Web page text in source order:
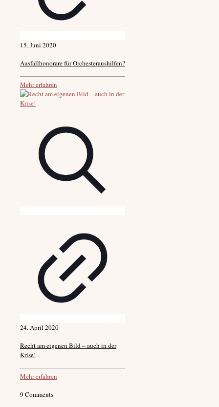
15. Juni 2020
Ausfallhonorare für Orchesteraushilfen?
Mehr erfahren
24. April 2020
Recht am eigenen Bild – auch in der
Krise!
Mehr erfahren
9 Comments